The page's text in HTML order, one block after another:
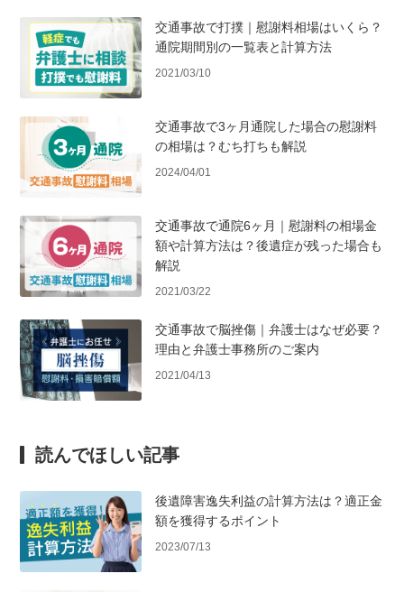
交通事故で打撲｜慰謝料相場はいくら？
通院期間別の一覧表と計算方法
2021/03/10
交通事故で3ヶ月通院した場合の慰謝料
の相場は？むち打ちも解説
2024/04/01
交通事故で通院6ヶ月｜慰謝料の相場金
額や計算方法は？後遺症が残った場合も
解説
2021/03/22
交通事故で脳挫傷｜弁護士はなぜ必要？
理由と弁護士事務所のご案内
2021/04/13
読んでほしい記事
後遺障害逸失利益の計算方法は？適正金
額を獲得するポイント
2023/07/13